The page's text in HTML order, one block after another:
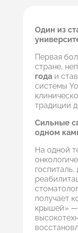
Один из
Первая
стране,
года и
системы
традиции
Сильные
одном
На одной
госпиталь,
получает
крышей» —